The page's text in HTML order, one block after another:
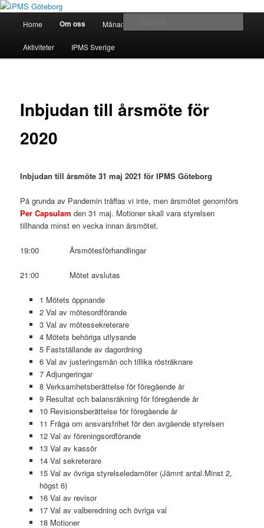
Skip
primary
contentIPMS Göteborg
Modellbygge i Väst
Home Om oss Månadsmöten
Aktiviteter IPMS Sverige
Inbjudan till årsmöte för
2020
Inbjudan till årsmöte 31 maj 2021 för IPMS Göteborg
På grunda av Pandemin träffas vi inte, men årsmötet genomförs
Per Capsulam den 31 maj. Motioner skall vara styrelsen
tillhanda minst en vecka innan årsmötet.
19:00 Årsmötesförhandlingar
21:00 Mötet avslutas
1 Mötets öppnande
2 Val av mötesordförande
3 Val av mötessekreterare
4 Mötets behöriga utlysande
5 Fastställande av dagordning
6 Val av justeringsmän och tillika rösträknare
7 Adjungeringar
8 Verksamhetsberättelse för föregående år
9 Resultat och balansräkning för föregående år
10 Revisionsberättelse för föregående år
11 Fråga om ansvarsfrihet för den avgående styrelsen
12 Val av föreningsordförande
13 Val av kassör
14 Val sekreterare
15 Val av övriga styrelseledamöter (Jämnt antal.Minst 2,
högst 6)
16 Val av revisor
17 Val av valberedning och övriga val
18 Motioner